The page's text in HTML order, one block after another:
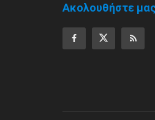
Ακολουθήστε